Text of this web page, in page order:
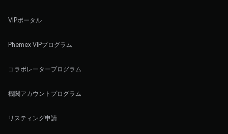
VIPポータル
Phemex VIPプログラム
コラボレータープログラム
機関アカウントプログラム
リスティング申請